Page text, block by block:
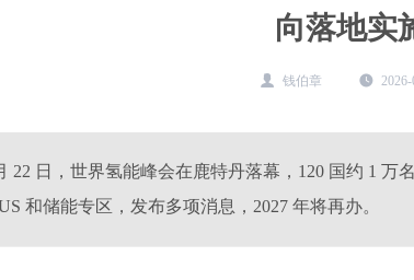
向落地实
钱伯章
22 日，世界氢能峰会在鹿特丹落幕，120 国约 1
和储能专区，发布多项消息，2027 年将再办。